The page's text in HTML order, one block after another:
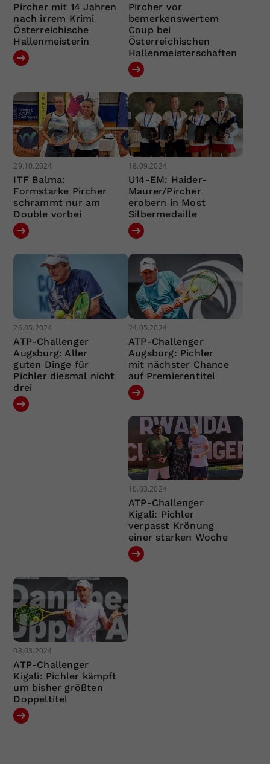
Pircher mit 14 Jahren
nach irrem Krimi
Österreichische
Hallenmeisterin
Pircher vor
bemerkenswertem
Coup bei
Österreichischen
Hallenmeisterschaften
29.10.2024
ITF Balma:
Formstarke Pircher
schrammt nur am
Double vorbei
18.09.2024
U14-EM: Haider-
Maurer/Pircher
erobern in Most
Silbermedaille
26.05.2024
ATP-Challenger
Augsburg: Aller
guten Dinge für
Pichler diesmal nicht
drei
24.05.2024
ATP-Challenger
Augsburg: Pichler
mit nächster Chance
auf Premierentitel
10.03.2024
ATP-Challenger
Kigali: Pichler
verpasst Krönung
einer starken Woche
08.03.2024
ATP-Challenger
Kigali: Pichler kämpft
um bisher größten
Doppeltitel